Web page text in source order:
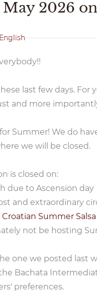
May 2026
last few days. For
and more
Summer! We do
we will be closed.
is closed on:
due to Ascension day
and extraordinary
Croatian Summer Salsa
not be hosting
one we posted last
Bachata
preferences.